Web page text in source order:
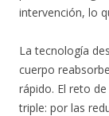
intervención, lo
La tecnología
cuerpo
rápido. El reto
triple: por las